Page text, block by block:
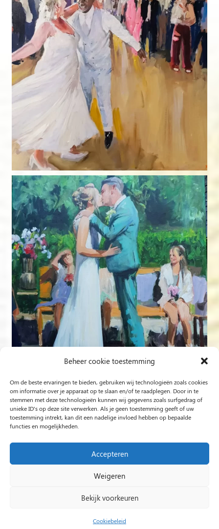
Beheer cookie toestemming
Om de beste ervaringen te bieden, gebruiken wij technologieën zoals cookies
om informatie over je apparaat op te slaan en/of te raadplegen. Door in te
stemmen met deze technologieën kunnen wij gegevens zoals surfgedrag of
unieke ID's op deze site verwerken. Als je geen toestemming geeft of uw
toestemming intrekt, kan dit een nadelige invloed hebben op bepaalde
functies en mogelijkheden.
Accepteren
Weigeren
Bekijk voorkeuren
Cookiebeleid
Volg op Instagram
Rob Jacobs uit ’s-Hertogenbosch is een ‘Plein Air’- en
‘Live Event Painter’, schilderend bewogen door Licht en
Liefde.
2024 Rob Jacobs LIVE EVENT PAINTING / Hosted By
Impact Presentations
Schilder op bruiloft
Live painting bruiloft